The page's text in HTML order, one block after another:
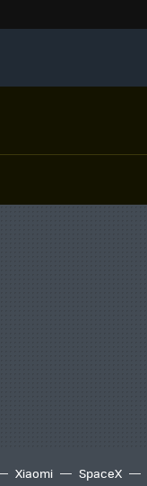
Xiaomi SpaceX